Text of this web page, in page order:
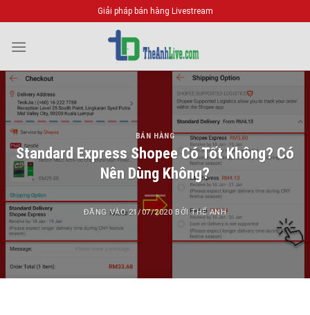
qua
nội
Giải pháp bán hàng Livestream
BÁN HÀNG
Standard Express Shopee Có Tốt Không? Có
Nên Dùng Không?
ĐĂNG VÀO 21/07/2020 BỞITHẾ ANH